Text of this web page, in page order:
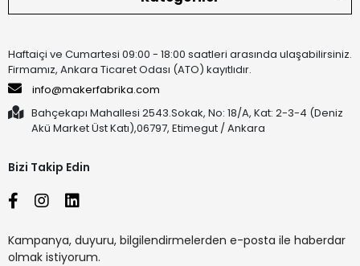
Haftaiçi ve Cumartesi 09:00 - 18:00 saatleri arasında ulaşabilirsiniz.
Firmamız, Ankara Ticaret Odası (ATO) kayıtlıdır.
info@makerfabrika.com
Bahçekapı Mahallesi 2543.Sokak, No: 18/A, Kat: 2-3-4 (Deniz
Akü Market Üst Katı),06797, Etimegut / Ankara
Bizi Takip Edin
Kampanya, duyuru, bilgilendirmelerden e-posta ile haberdar
olmak istiyorum.